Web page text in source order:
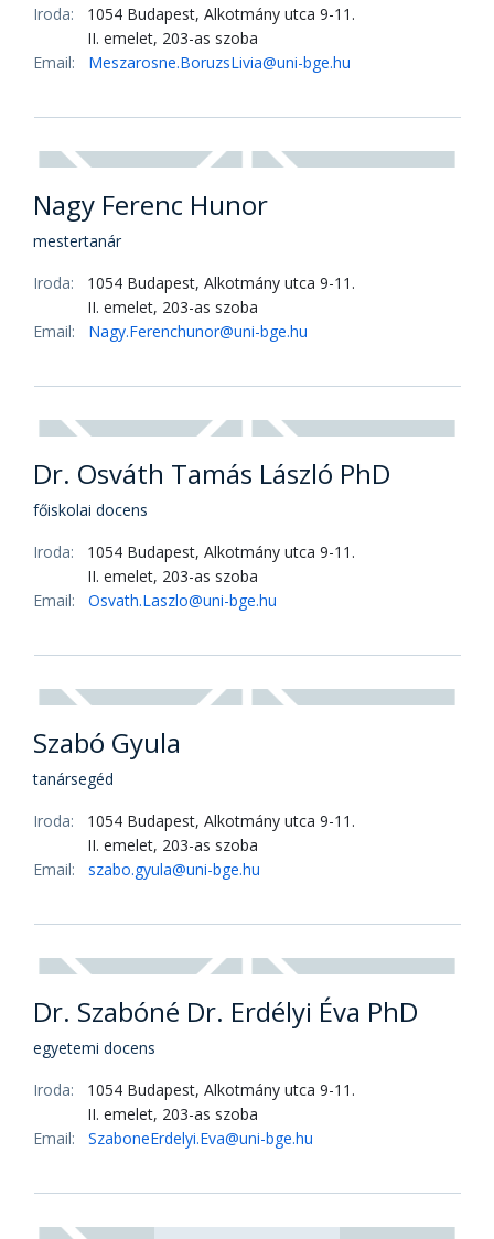
Lőrincz Sándor
főiskolai docens
Iroda: 1054 Budapest, Alkotmány utca 9-11.
II. emelet, 203-as szoba
Lorincz.Sandor@uni-bge.hu
Mészárosné Boruzs Lívia
Iroda: 1054 Budapest, Alkotmány utca 9-11.
II. emelet, 203-as szoba
Email: Meszarosne.BoruzsLivia@uni-bge.hu
Nagy Ferenc Hunor
Iroda: 1054 Budapest, Alkotmány utca 9-11.
II. emelet, 203-as szoba
Email: Nagy.Ferenchunor@uni-bge.hu
Dr. Osváth Tamás László PhD
Iroda: 1054 Budapest, Alkotmány utca 9-11.